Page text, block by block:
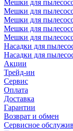
Мешки для
Мешки для
Мешки для
Мешки для
Мешки для
Насадки для
Насадки для
Акции
Трейд-ин
Сервис
Оплата
Доставка
Гарантии
Возврат и обмен
Сервисное